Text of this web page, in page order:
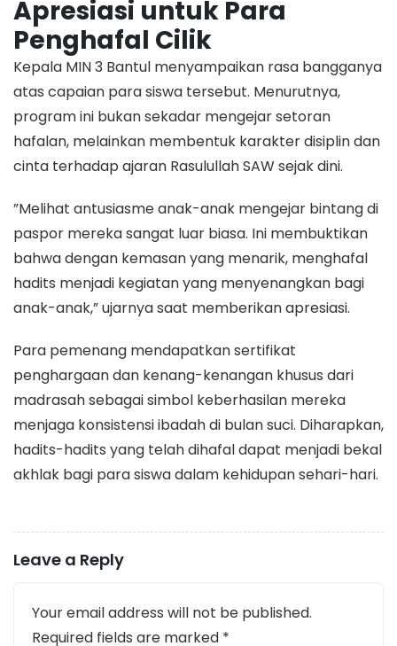
Apresiasi untuk Para
Penghafal Cilik
​Kepala MIN 3 Bantul menyampaikan rasa bangganya
atas capaian para siswa tersebut. Menurutnya,
program ini bukan sekadar mengejar setoran
hafalan, melainkan membentuk karakter disiplin dan
cinta terhadap ajaran Rasulullah SAW sejak dini.
​”Melihat antusiasme anak-anak mengejar bintang di
paspor mereka sangat luar biasa. Ini membuktikan
bahwa dengan kemasan yang menarik, menghafal
hadits menjadi kegiatan yang menyenangkan bagi
anak-anak,” ujarnya saat memberikan apresiasi.
​Para pemenang mendapatkan sertifikat
penghargaan dan kenang-kenangan khusus dari
madrasah sebagai simbol keberhasilan mereka
menjaga konsistensi ibadah di bulan suci. Diharapkan,
hadits-hadits yang telah dihafal dapat menjadi bekal
akhlak bagi para siswa dalam kehidupan sehari-hari.
Leave a Reply
Your email address will not be published.
Required fields are marked *